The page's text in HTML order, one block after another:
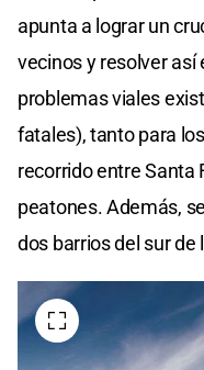
apunta a lograr un
vecinos y resolver
problemas viales
fatales), tanto para
recorrido entre Santa
peatones. Además,
dos barrios del sur de